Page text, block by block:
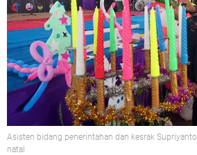
Asisten bidang penerintahan dan kesrak
natal